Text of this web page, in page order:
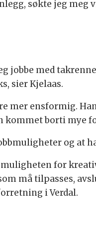
søkte jeg meg
jobbe med
sier Kjelaas.
mer ensformig.
kommet borti mye
og at
for
må tilpasses,
i Verdal.